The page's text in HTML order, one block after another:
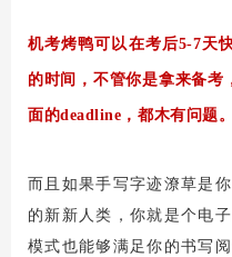
机考烤鸭可以在考后5-7天
的时间，不管你是拿来备考
面的deadline，都木有问题。
而且如果手写字迹潦草是
的新新人类，你就是个电
模式也能够满足你的书写